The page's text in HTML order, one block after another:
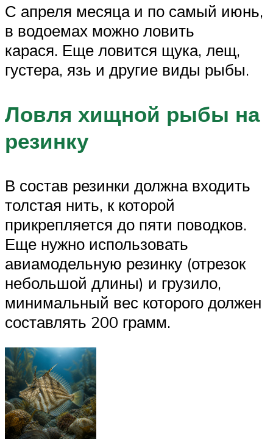
С апреля месяца и по самый июнь,
в водоемах можно ловить
карася. Еще ловится щука, лещ,
густера, язь и другие виды рыбы.
Ловля хищной рыбы на
резинку
В состав резинки должна входить
толстая нить, к которой
прикрепляется до пяти поводков.
Еще нужно использовать
авиамодельную резинку (отрезок
небольшой длины) и грузило,
минимальный вес которого должен
составлять 200 грамм.